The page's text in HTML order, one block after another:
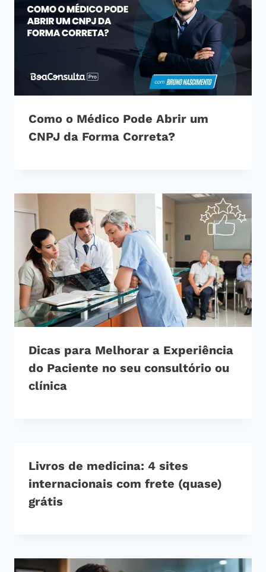
Como o Médico Pode Abrir um
CNPJ da Forma Correta?
Dicas para Melhorar a Experiência
do Paciente no seu consultório ou
clínica
Livros de medicina: 4 sites
internacionais com frete (quase)
grátis